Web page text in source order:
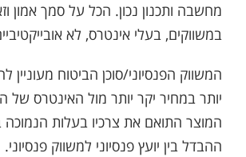
מחשבה ותכנון נכון. הכל על סמך אמון
במשווקים, בעלי אינטרס, לא
המשווק הפנסיוני/סוכן הביטוח מעוניין
יותר במחיר יקר יותר מול האינטרס
המוצר התואם את צרכיו בעלות הנמוכה
ההבדל בין יועץ פנסיוני למשווק פנסיוני.